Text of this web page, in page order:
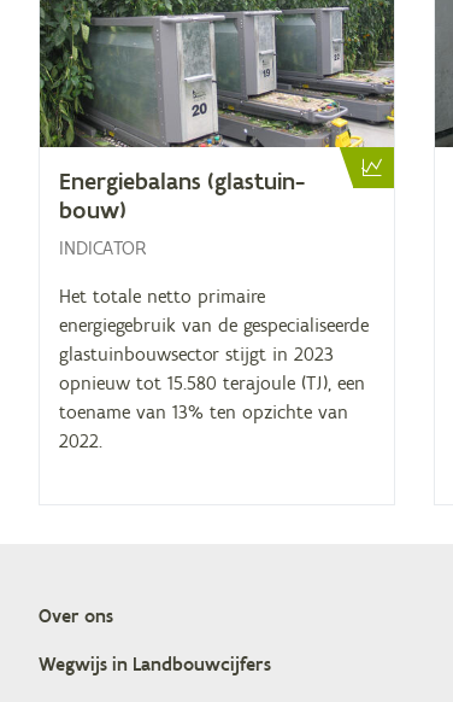
Ener­gie­ba­lans (glas­tuin­
bouw)
INDICATOR
Het totale netto primaire
energiegebruik van de gespecialiseerde
glastuinbouwsector stijgt in 2023
opnieuw tot 15.580 terajoule (TJ), een
toename van 13% ten opzichte van
2022.
Doormat
Over ons
Weg­wijs in Landbouwcijfers